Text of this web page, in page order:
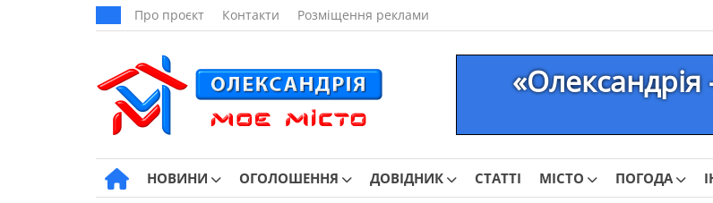
Про проєкт Контакти Розміщення реклами
НОВИНИ ОГОЛОШЕННЯ ДОВІДНИК СТАТТІ МІСТО ПОГОДА